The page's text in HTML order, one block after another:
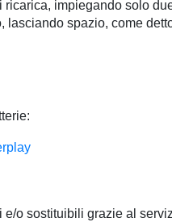
ricarica, impiegando solo
lasciando spazio, come
e/o sostituibili grazie al